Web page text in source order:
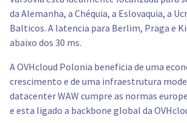
da Alemanha, a Chéquia, a Eslovaquia, a
Balticos. A latencia para Berlim, Praga e
abaixo dos 30 ms.
A OVHcloud Polonia beneficia de uma
crescimento e de uma infraestrutura
datacenter WAW cumpre as normas
e esta ligado a backbone global da